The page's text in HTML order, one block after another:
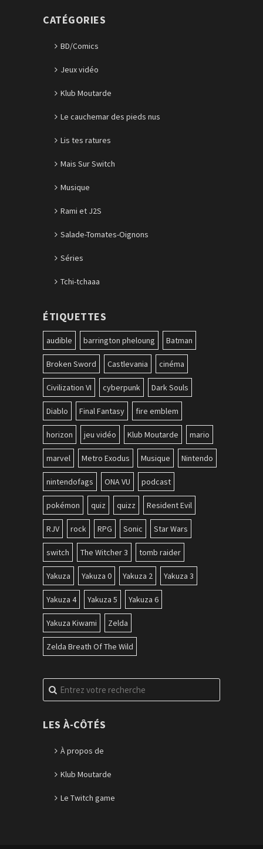
CATÉGORIES
BD/Comics
Jeux vidéo
Klub Moutarde
Le cauchemar des pieds nus
Lis tes ratures
Mais Sur Switch
Musique
Rami et J2S
Salade-Tomates-Oignons
Séries
Tchi-tchaaa
ÉTIQUETTES
audible barrington pheloung Batman
Broken Sword Castlevania cinéma
Civilization VI cyberpunk Dark Souls
Diablo Final Fantasy fire emblem
horizon jeu vidéo Klub Moutarde mario
marvel Metro Exodus Musique Nintendo
nintendofags ONA VU podcast
pokémon quiz quizz Resident Evil
RJV rock RPG Sonic Star Wars
switch The Witcher 3 tomb raider
Yakuza Yakuza 0 Yakuza 2 Yakuza 3
Yakuza 4 Yakuza 5 Yakuza 6
Yakuza Kiwami Zelda
Zelda Breath Of The Wild
Recherche
pour
LES À-CÔTÉS
À propos de
Klub Moutarde
Le Twitch game